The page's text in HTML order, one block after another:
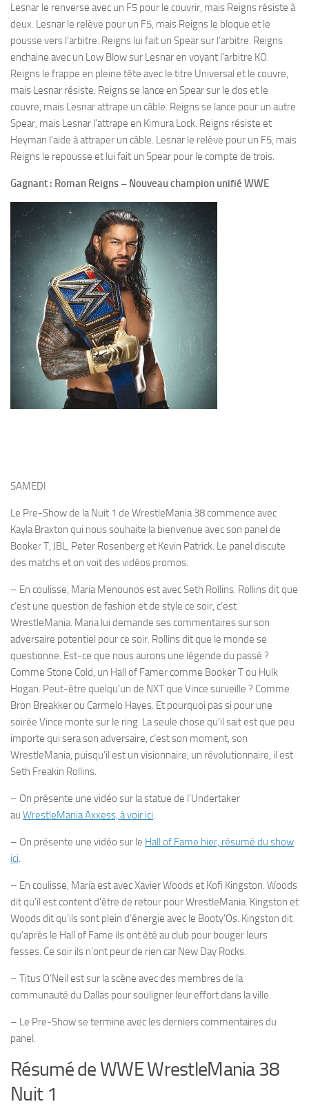
Lesnar le renverse avec un F5 pour le couvrir, mais Reigns résiste à
deux. Lesnar le relève pour un F5, mais Reigns le bloque et le
pousse vers l’arbitre. Reigns lui fait un Spear sur l’arbitre. Reigns
enchaine avec un Low Blow sur Lesnar en voyant l’arbitre KO.
Reigns le frappe en pleine tête avec le titre Universal et le couvre,
mais Lesnar résiste. Reigns se lance en Spear sur le dos et le
couvre, mais Lesnar attrape un câble. Reigns se lance pour un autre
Spear, mais Lesnar l’attrape en Kimura Lock. Reigns résiste et
Heyman l’aide à attraper un câble. Lesnar le relève pour un F5, mais
Reigns le repousse et lui fait un Spear pour le compte de trois.
Gagnant : Roman Reigns – Nouveau champion unifié WWE
SAMEDI
Le Pre-Show de la Nuit 1 de WrestleMania 38 commence avec
Kayla Braxton qui nous souhaite la bienvenue avec son panel de
Booker T, JBL, Peter Rosenberg et Kevin Patrick. Le panel discute
des matchs et on voit des vidéos promos.
– En coulisse, Maria Menounos est avec Seth Rollins. Rollins dit que
c’est une question de fashion et de style ce soir, c’est
WrestleMania. Maria lui demande ses commentaires sur son
adversaire potentiel pour ce soir. Rollins dit que le monde se
questionne. Est-ce que nous aurons une légende du passé ?
Comme Stone Cold, un Hall of Famer comme Booker T ou Hulk
Hogan. Peut-être quelqu’un de NXT que Vince surveille ? Comme
Bron Breakker ou Carmelo Hayes. Et pourquoi pas si pour une
soirée Vince monte sur le ring. La seule chose qu’il sait est que peu
importe qui sera son adversaire, c’est son moment, son
WrestleMania, puisqu’il est un visionnaire, un révolutionnaire, il est
Seth Freakin Rollins.
– On présente une vidéo sur la statue de l’Undertaker
au WrestleMania Axxess, à voir ici.
– On présente une vidéo sur le Hall of Fame hier, résumé du show
ici.
– En coulisse, Maria est avec Xavier Woods et Kofi Kingston. Woods
dit qu’il est content d’être de retour pour WrestleMania. Kingston et
Woods dit qu’ils sont plein d’énergie avec le Booty’Os. Kingston dit
qu’après le Hall of Fame ils ont été au club pour bouger leurs
fesses. Ce soir ils n’ont peur de rien car New Day Rocks.
– Titus O’Neil est sur la scène avec des membres de la
communauté du Dallas pour souligner leur effort dans la ville.
– Le Pre-Show se termine avec les derniers commentaires du
panel.
Résumé de WWE WrestleMania 38
Nuit 1